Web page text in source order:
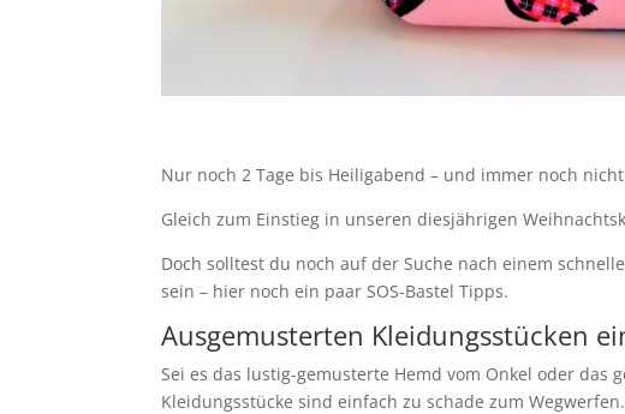
Nur noch 2 Tage bis Heiligabend – und immer noch
Gleich zum Einstieg in unseren diesjährigen
Doch solltest du noch auf der Suche nach einem
sein – hier noch ein paar SOS-Bastel Tipps.
Ausgemusterten Kleidungsstücken
Sei es das lustig-gemusterte Hemd vom Onkel oder
Kleidungsstücke sind einfach zu schade zum Wegwerfen.